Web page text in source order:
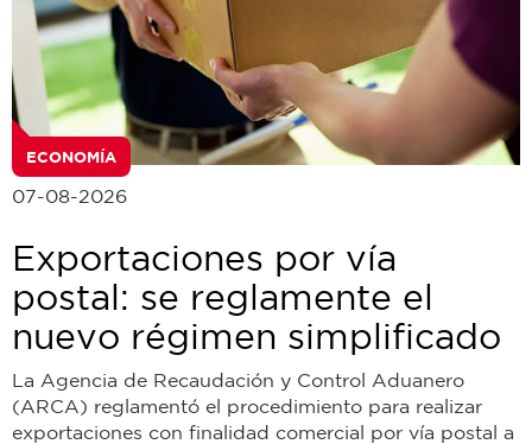
ECONOMÍA
07-08-2026
Exportaciones por vía
postal: se reglamente el
nuevo régimen simplificado
La Agencia de Recaudación y Control Aduanero
(ARCA) reglamentó el procedimiento para realizar
exportaciones con finalidad comercial por vía postal a